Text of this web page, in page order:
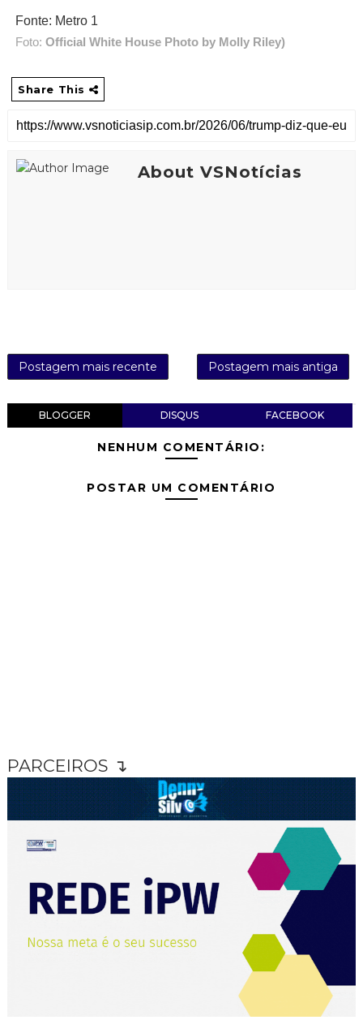
Fonte: Metro 1
Foto: Official White House Photo by Molly Riley)
Share This
About VSNotícias
Postagem mais recente Postagem mais antiga
BLOGGER DISQUS FACEBOOK
NENHUM COMENTÁRIO:
POSTAR UM COMENTÁRIO
PARCEIROS ↴